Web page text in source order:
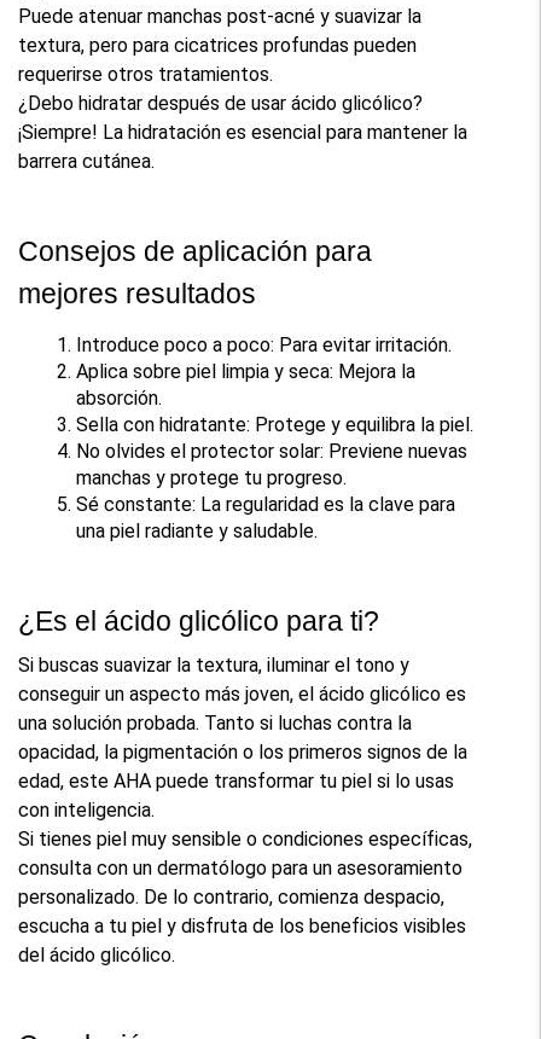
Puede atenuar manchas post-acné y suavizar la
textura, pero para cicatrices profundas pueden
requerirse otros tratamientos.
¿Debo hidratar después de usar ácido glicólico?
¡Siempre! La hidratación es esencial para mantener la
barrera cutánea.
Consejos de aplicación para
mejores resultados
Introduce poco a poco: Para evitar irritación.
Aplica sobre piel limpia y seca: Mejora la
absorción.
Sella con hidratante: Protege y equilibra la piel.
No olvides el protector solar: Previene nuevas
manchas y protege tu progreso.
Sé constante: La regularidad es la clave para
una piel radiante y saludable.
¿Es el ácido glicólico para ti?
Si buscas suavizar la textura, iluminar el tono y
conseguir un aspecto más joven, el ácido glicólico es
una solución probada. Tanto si luchas contra la
opacidad, la pigmentación o los primeros signos de la
edad, este AHA puede transformar tu piel si lo usas
con inteligencia.
Si tienes piel muy sensible o condiciones específicas,
consulta con un dermatólogo para un asesoramiento
personalizado. De lo contrario, comienza despacio,
escucha a tu piel y disfruta de los beneficios visibles
del ácido glicólico.